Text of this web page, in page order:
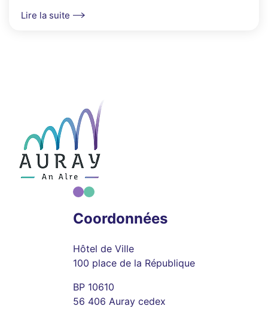
Lire la suite
Coordonnées
Hôtel de Ville
100 place de la République
BP 10610
56 406 Auray cedex